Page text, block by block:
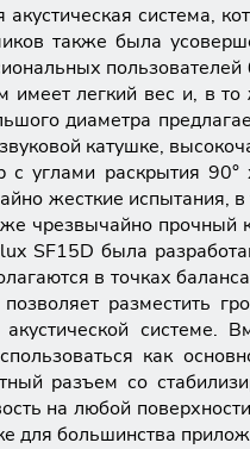
система,
также была
легкий вес и, в
диаметра
катушке,
углами раскрытия 90°
жесткие испытания,
чрезвычайно прочный
SF15D была
в точках
разместить
акустической
как
разъем со
на любой
для большинства